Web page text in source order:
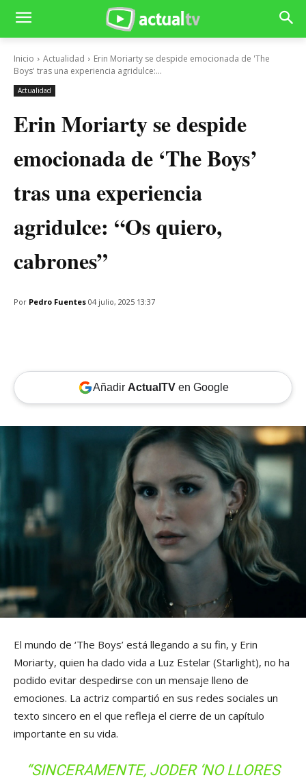
Inicio Actualidad
Erin Moriarty se despide emocionada de 'The
Boys' tras una experiencia agridulce:...
Actualidad
Erin Moriarty se despide
emocionada de ‘The Boys’
tras una experiencia
agridulce: “Os quiero,
cabrones”
Por Pedro Fuentes 04 julio, 2025 13:37
Añadir ActualTVen Google
El mundo de ‘The Boys’ está llegando a su fin, y Erin
Moriarty, quien ha dado vida a Luz Estelar (Starlight), no ha
podido evitar despedirse con un mensaje lleno de
emociones. La actriz compartió en sus redes sociales un
texto sincero en el que refleja el cierre de un capítulo
importante en su vida.
“SINCERAMENTE, JODER ‘NO LLORES